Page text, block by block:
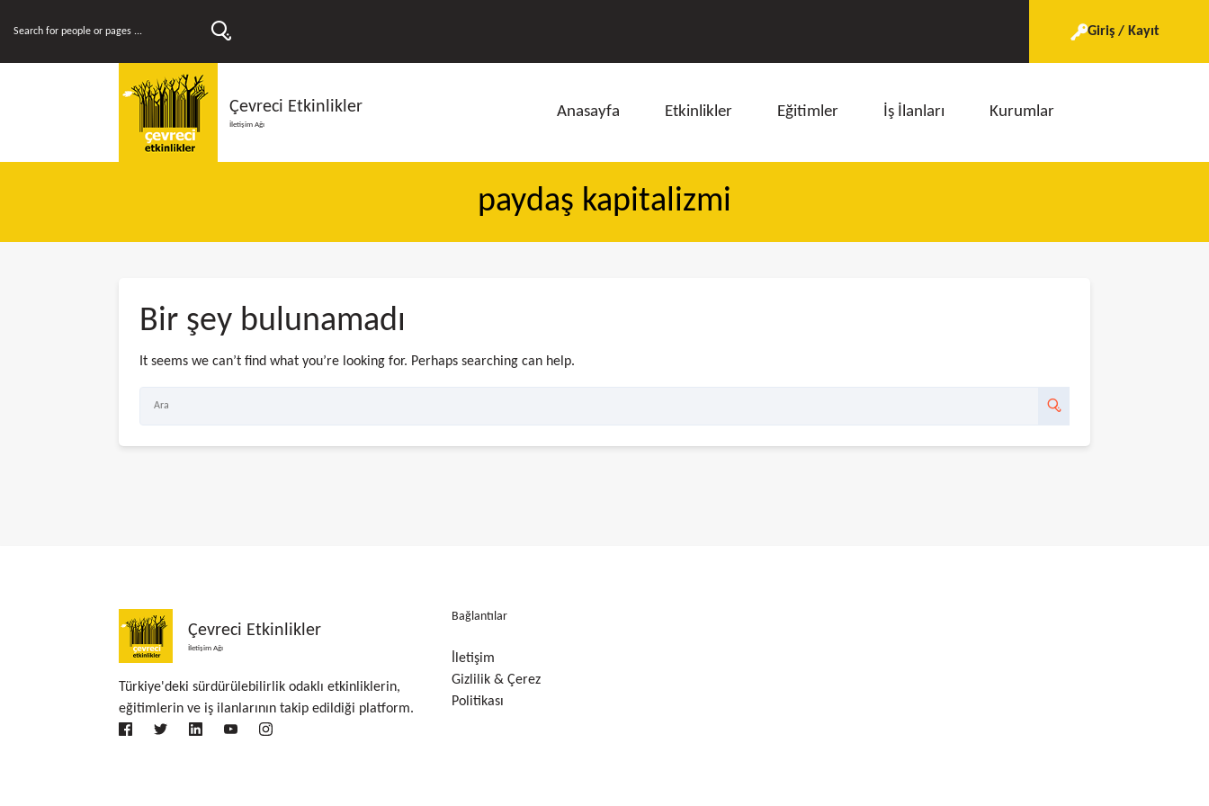
Giriş / Kayıt
Çevreci Etkinlikler
İletişim Ağı
Anasayfa Etkinlikler Eğitimler İş İlanları Kurumlar
paydaş kapitalizmi
Bir şey bulunamadı
It seems we can’t find what you’re looking for. Perhaps searching can help.
Çevreci Etkinlikler
İletişim Ağı
Türkiye'deki sürdürülebilirlik odaklı etkinliklerin,
eğitimlerin ve iş ilanlarının takip edildiği platform.
Bağlantılar
İletişim
Gizlilik & Çerez
Politikası